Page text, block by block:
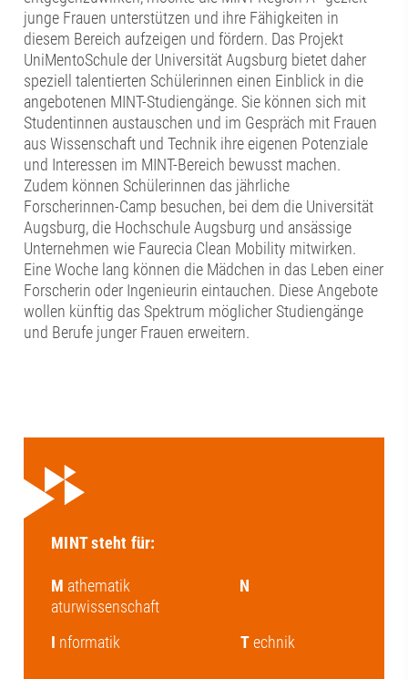
junge Frauen unterstützen und ihre Fähigkeiten in
diesem Bereich aufzeigen und fördern. Das Projekt
UniMentoSchule der Universität Augsburg bietet daher
speziell talentierten Schülerinnen einen Einblick in die
angebotenen MINT-Studiengänge. Sie können sich mit
Studentinnen austauschen und im Gespräch mit Frauen
aus Wissenschaft und Technik ihre eigenen Potenziale
und Interessen im MINT-Bereich bewusst machen.
Zudem können Schülerinnen das jährliche
Forscherinnen-Camp besuchen, bei dem die Universität
Augsburg, die Hochschule Augsburg und ansässige
Unternehmen wie Faurecia Clean Mobility mitwirken.
Eine Woche lang können die Mädchen in das Leben einer
Forscherin oder Ingenieurin eintauchen. Diese Angebote
wollen künftig das Spektrum möglicher Studiengänge
und Berufe junger Frauen erweitern.
MINT steht für:
M athematik N
aturwissenschaft
I nformatikTechnik